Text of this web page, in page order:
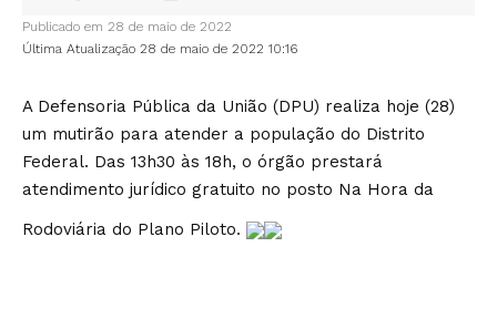
Última Atualização 28 de maio de 2022 10:16
Publicado em 28 de maio de 2022
A Defensoria Pública da União (DPU) realiza hoje (28)
um mutirão para atender a população do Distrito
Federal. Das 13h30 às 18h, o órgão prestará
atendimento jurídico gratuito no posto Na Hora da
Rodoviária do Plano Piloto.